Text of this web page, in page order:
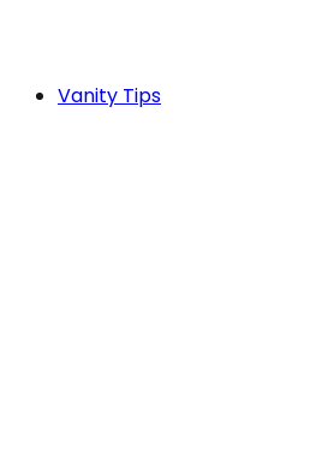
Vanity Tips